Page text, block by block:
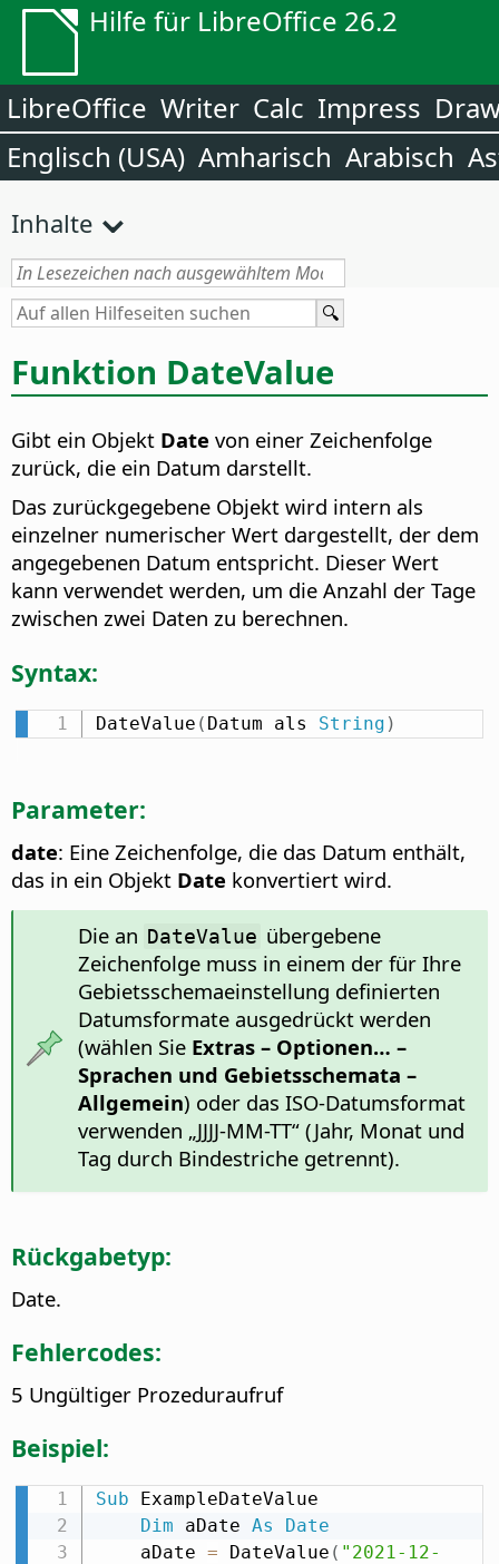
Hilfe für LibreOffice 26.2
LibreOffice Writer Calc Impress
Englisch (USA) Amharisch Arabisch
Inhalte
Funktion DateValue
Gibt ein Objekt Date von einer Zeichenfolge
zurück, die ein Datum darstellt.
Das zurückgegebene Objekt wird intern als
einzelner numerischer Wert dargestellt, der dem
angegebenen Datum entspricht. Dieser Wert
kann verwendet werden, um die Anzahl der Tage
zwischen zwei Daten zu berechnen.
Syntax:
DateValue ( Datum als String )
Parameter:
date: Eine Zeichenfolge, die das Datum enthält,
das in ein Objekt Date konvertiert wird.
Die an DateValue übergebene
Zeichenfolge muss in einem der für Ihre
Gebietsschemaeinstellung definierten
Datumsformate ausgedrückt werden
(wählen Sie Extras – Optionen… –
Sprachen und Gebietsschemata –
Allgemein) oder das ISO-Datumsformat
verwenden „JJJJ-MM-TT“ (Jahr, Monat und
Tag durch Bindestriche getrennt).
Rückgabetyp:
Date.
Fehlercodes:
5 Ungültiger Prozeduraufruf
Beispiel:
Sub ExampleDateValue
Dim aDate As
Date
    aDate
= DateValue ( "2021-12-